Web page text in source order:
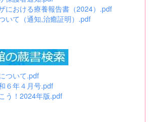
（2）平成11年改正前の民
禁治産の宣告を受けている者（心...
における療養報告書（2024）.pdf
いて（通知,治癒証明）.pdf
ついて.pdf
６年４月号.pdf
う！2024年版.pdf